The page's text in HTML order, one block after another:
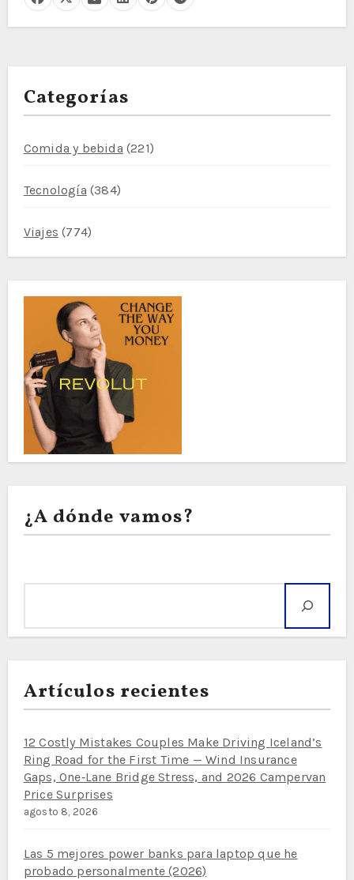
Categorías
Comida y bebida (221)
Tecnología (384)
Viajes (774)
¿A dónde vamos?
Artículos recientes
12 Costly Mistakes Couples Make Driving Iceland’s
Ring Road for the First Time — Wind Insurance
Gaps, One‑Lane Bridge Stress, and 2026 Campervan
Price Surprises
agosto 8, 2026
Las 5 mejores power banks para laptop que he
probado personalmente (2026)